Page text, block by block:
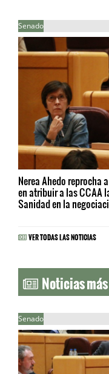
Senado
Nerea Ahedo reprocha
en atribuir a las CCAA
Sanidad en la
VER TODAS LAS NOTICIAS
Noticias más
Senado